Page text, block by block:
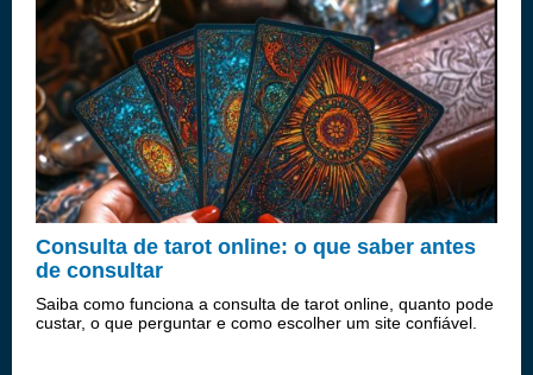
Consulta de tarot online: o que saber antes
de consultar
Saiba como funciona a consulta de tarot online, quanto pode
custar, o que perguntar e como escolher um site confiável.